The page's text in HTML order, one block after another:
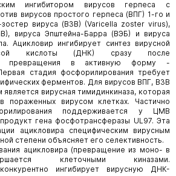
ингибитором вирусов герпеса с
вирусов простого герпеса (ВПГ) 1-го и
вируса (ВЗВ) (Varicella zoster virus),
вируса Эпштейна-Барра (ВЭБ) и вируса
Ацикловир ингибирует синтез вирусной
кислоты (ДНК) сразу после
и превращения в активную форму -
стадия фосфорилирования требует
ферментов. Для вирусов ВПГ, ВЗВ
вирусная тимидинкиназа, которая
пораженных вирусом клетках. Частично
поддерживается у ЦМВ
гена фосфотрансферазы UL97. Эта
ацикловира специфическим вирусным
степени объясняет его селективность.
ацикловира (превращение из моно- в
клеточными киназами.
ингибирует вирусную ДНК-